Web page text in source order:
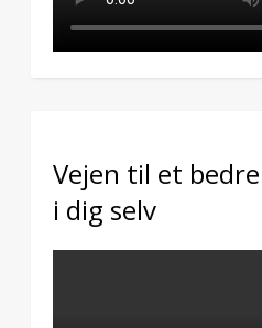
Vejen til et
i dig selv